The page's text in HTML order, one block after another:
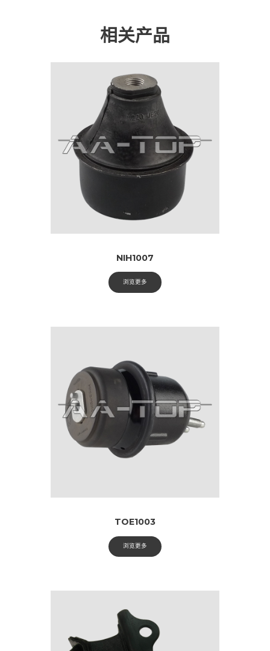
相关产品
NIH1007
浏览更多
TOE1003
浏览更多